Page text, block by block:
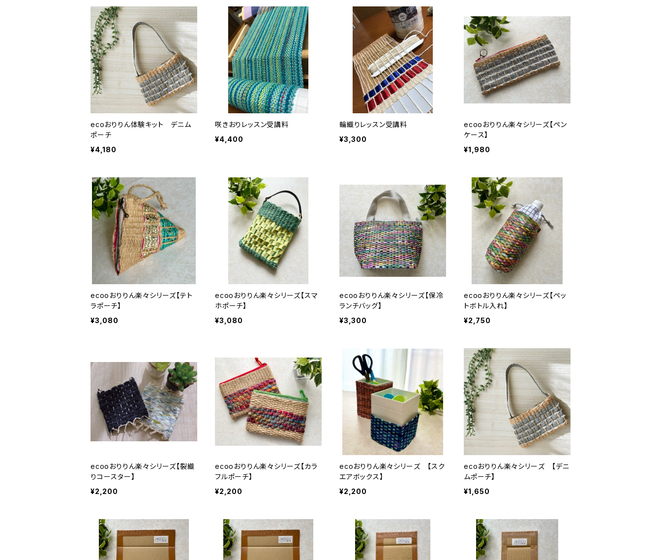
ecoおりりん体験キット デニム
ポーチ
¥4,180
咲きおりレッスン受講料
¥4,400
輪織りレッスン受講料
¥3,300
ecooおりりん楽々シリーズ【ペン
ケース】
¥1,980
ecooおりりん楽々シリーズ【テト
ラポーチ】
¥3,080
ecooおりりん楽々シリーズ【スマ
ホポーチ】
¥3,080
ecooおりりん楽々シリーズ【保冷
ランチバッグ】
¥3,300
ecooおりりん楽々シリーズ【ペッ
トボトル入れ】
¥2,750
ecooおりりん楽々シリーズ【裂織
りコースター】
¥2,200
ecooおりりん楽々シリーズ【カラ
フルポーチ】
¥2,200
ecoおりりん楽々シリーズ 【スク
エアボックス】
¥2,200
ecoおりりん楽々シリーズ 【デニ
ムポーチ】
¥1,650